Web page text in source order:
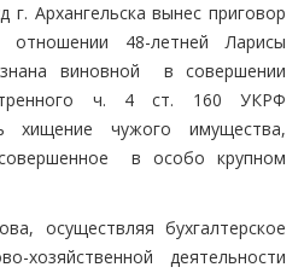
г. Архангельска вынес приговор
48-летней Ларисы
виновной в совершении
ч. 4 ст. 160 УКРФ
хищение чужого имущества,
в особо крупном
осуществляя бухгалтерское
хозяйственной деятельности